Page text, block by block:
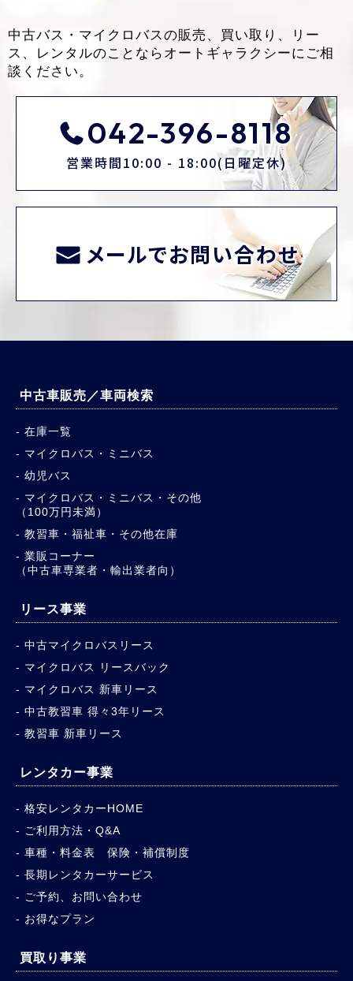
中古バス・マイクロバスの販売、買い取り、リー
ス、レンタルのことなら オートギャラクシーにご相
談ください。
042-396-8118
営業時間10:00 - 18:00(日曜定休)
メールでお問い合わせ
中古車販売／車両検索
在庫一覧
マイクロバス・ミニバス
幼児バス
マイクロバス・ミニバス・その他
（100万円未満）
教習車・福祉車・その他在庫
業販コーナー
（中古車専業者・輸出業者向）
リース事業
中古マイクロバスリース
マイクロバス リースバック
マイクロバス 新車リース
中古教習車 得々3年リース
教習車 新車リース
レンタカー事業
格安レンタカーHOME
ご利用方法・Q&A
車種・料金表 保険・補償制度
長期レンタカーサービス
ご予約、お問い合わせ
お得なプラン
買取り事業